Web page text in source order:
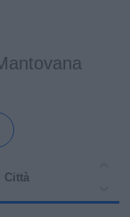
Città